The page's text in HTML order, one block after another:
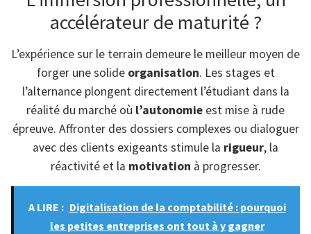
accélérateur de maturité ?
L’expérience sur le terrain demeure le meilleur moyen de
forger une solide organisation. Les stages et
l’alternance plongent directement l’étudiant dans la
réalité du marché où l’autonomie est mise à rude
épreuve. Affronter des dossiers complexes ou dialoguer
avec des clients exigeants stimule la rigueur, la
réactivité et la motivation à progresser.
A LIRE : Digitalisation de la comptabilité : pourquoi
les petites entreprises ont tout à y gagner